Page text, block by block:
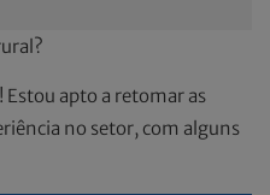
apto a retomar as
no setor, com alguns